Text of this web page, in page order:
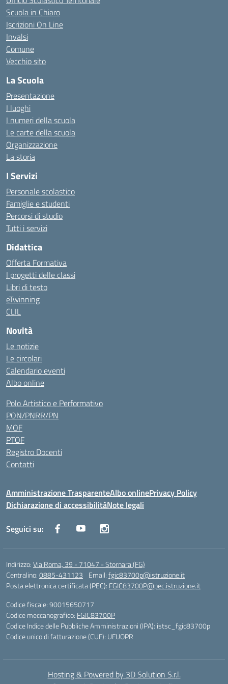
Scuola in Chiaro
Iscrizioni On Line
Invalsi
Comune
Vecchio sito
La Scuola
Presentazione
I luoghi
I numeri della scuola
Le carte della scuola
Organizzazione
La storia
I Servizi
Personale scolastico
Famiglie e studenti
Percorsi di studio
Tutti i servizi
Didattica
Offerta Formativa
I progetti delle classi
Libri di testo
eTwinning
CLIL
Novità
Le notizie
Le circolari
Calendario eventi
Albo online
Polo Artistico e Performativo
PON/PNRR/PN
MOF
PTOF
Registro Docenti
Contatti
Amministrazione TrasparenteAlbo onlinePrivacy Policy
Dichiarazione di accessibilitàNote legali
Seguici su:
Indirizzo:Via Roma, 39 - 71047 - Stornara (FG)
Centralino:0885-431123 Email:fgic83700p@istruzione.it
Posta elettronica certificata (PEC): FGIC83700P@pec.istruzione.it
Codice fiscale: 90015650717
Codice meccanografico: FGIC83700P
Codice Indice delle Pubbliche Amministrazioni (IPA): istsc_fgic83700p
Codice unico di fatturazione (CUF): UFUOPR
Hosting & Powered by 3D Solution S.r.l.